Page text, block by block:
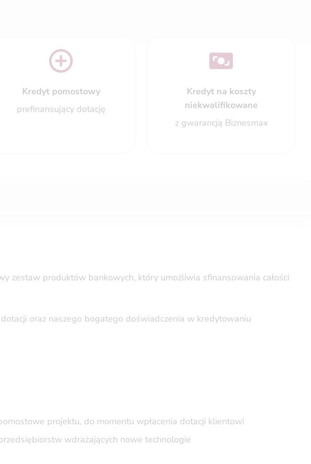
Kredyt pomostowy
prefinansujący dotację
Kredyt na koszty
niekwalifikowane
z gwarancją Biznesmax
zestaw produktów bankowych, który umożliwia sfinansowania całości
oraz naszego bogatego doświadczenia w kredytowaniu
projektu, do momentu wpłacenia dotacji klientowi
wdrażających nowe technologie